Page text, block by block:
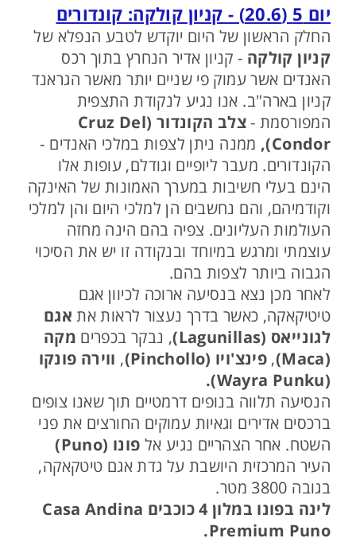
יום 5 (20.6) - קניון קולקה: קונדורים
החלק הראשון של היום יוקדש לטבע הנפלא של
קניון קולקה - קניון אדיר הנחרץ בתוך רכס
האנדים אשר עמוק פי שניים יותר מאשר הגראנד
קניון בארה"ב. אנו נגיע לנקודת התצפית
המפורסמת -
צלב הקונדור (Cruz Del
Condor),
ממנה ניתן לצפות במלכי האנדים -
הקונדורים. מעבר ליופיים וגודלם, עופות אלו
הינם בעלי חשיבות במערך האמונות של האינקה
וקודמיהם, והם נחשבים הן למלכי היום והן למלכי
העולמות העליונים. צפיה בהם הינה מחזה
עוצמתי ומרגש במיוחד ובנקודה זו יש את הסיכוי
הגבוה ביותר לצפות בהם.
לאחר מכן נצא בנסיעה ארוכה לכיוון אגם
טיטיקאקה, כאשר בדרך נעצור לראות את אגם
לגונייאס (Lagunillas)
, נבקר בכפרים מקה
(Maca)
, פינצ'ויו (Pinchollo) , ווירה פונקו
(Wayra Punku).
הנסיעה תלווה בנופים דרמטיים תוך שאנו צופים
ברכסים אדירים וגאיות עמוקים החורצים את פני
השטח. אחר הצהריים נגיע אל פונו (Puno)
העיר המרכזית היושבת על גדת אגם טיטקאקה,
בגובה 3800 מטר.
לינה בפונו במלון 4 כוכבים Casa Andina
Premium Puno.